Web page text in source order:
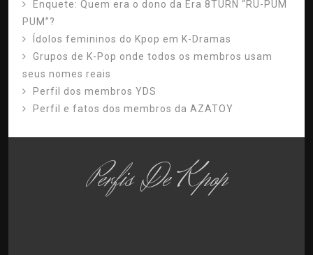
Enquete: Quem era o dono da Era 8TURN “RU-PUM
PUM”?
Ídolos femininos do Kpop em K-Dramas
Grupos de K-Pop onde todos os membros usam
seus nomes reais
Perfil dos membros YDS
Perfil e fatos dos membros da AZATOY
Perfis De Kpop